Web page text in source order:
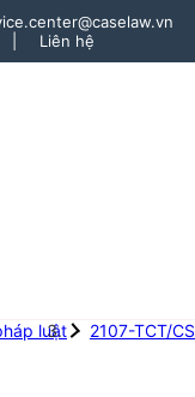
Liên hệ
luật 2107-TCT/CS